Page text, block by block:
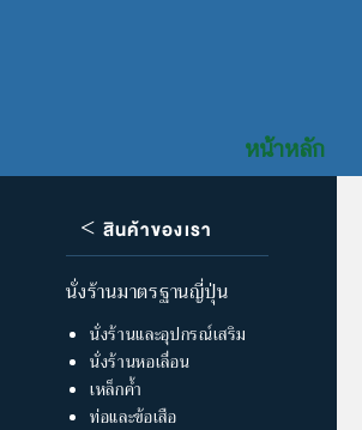
หน้าหลัก
<สินค้าของเรา
นั่งร้านมาตรฐานญี่ปุ่น
นั่งร้านและอุปกรณ์เสริม
นั่งร้านหอเลื่อน
เหล็กค้ำ
ท่อและข้อเสือ